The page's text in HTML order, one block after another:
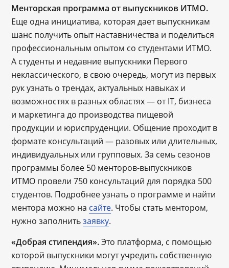
Менторская программа от выпускников ИТМО.
Еще одна инициатива, которая дает выпускникам
шанс получить опыт наставничества и поделиться
профессиональным опытом со студентами ИТМО.
А студенты и недавние выпускники Первого
неклассического, в свою очередь, могут из первых
рук узнать о трендах, актуальных навыках и
возможностях в разных областях — от IT, бизнеса
и маркетинга до производства пищевой
продукции и юриспруденции. Общение проходит в
формате консультаций — разовых или длительных,
индивидуальных или групповых. За семь сезонов
программы более 50 менторов-выпускников
ИТМО провели 750 консультаций для порядка 500
студентов. Подробнее узнать о программе и найти
ментора можно на сайте. Чтобы стать ментором,
нужно заполнитьзаявку.
«Добрая стипендия».Это платформа, с помощью
которой выпускники могут учредить собственную